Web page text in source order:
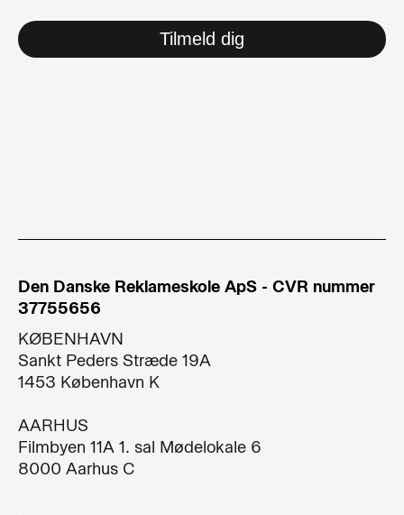
Tilmeld dig
Den Danske Reklameskole ApS - CVR nummer
37755656
KØBENHAVN
Sankt Peders Stræde 19A​
1453 København K​
AARHUS
Filmbyen 11A 1. sal Mødelokale 6
8000 Aarhus C